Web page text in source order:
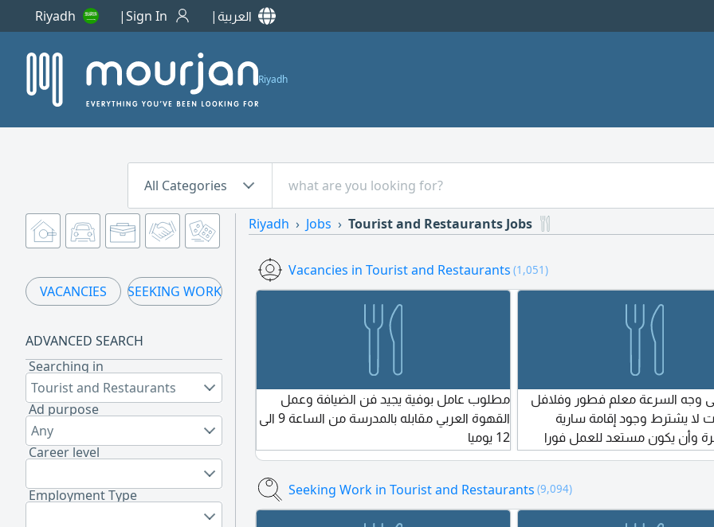
Riyadh Sign In العربية
Riyadh
All Categories
VACANCIES SEEKING WORK
ADVANCED SEARCH
Searching in
Tourist and Restaurants
Ad purpose
Any
Career level
Employment Type
Riyadh Jobs Tourist and Restaurants Jobs
Vacancies in Tourist and Restaurants (1,051)
مطلوب عامل بوفية يجيد فن الضيافة وعمل
القهوة العربي مقابله بالمدرسة من الساعة 9 الى
12 يوميا
وجه السرعة معلم فطور وفلافل
لا يشترط وجود إقامة سارية
وأن يكون مستعد للعمل فورا
الدوادمي حي القرين
Seeking Work in Tourist and Restaurants (9,094)